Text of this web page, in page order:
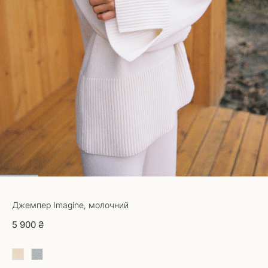
1 2 3 4 5 6 7
Джемпер Imagine, молочний
5 900 ₴